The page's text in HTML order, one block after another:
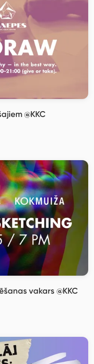
@KKC
vakars @KKC